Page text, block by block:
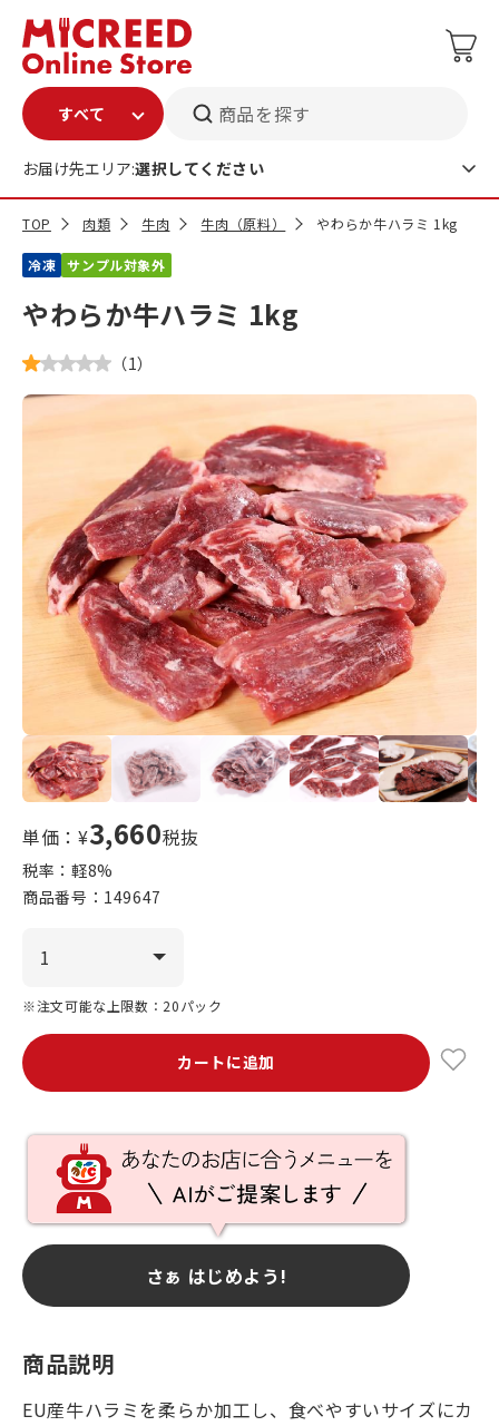
商品を探す
お届け先エリア:選択してください
TOP 肉類 牛肉 牛肉（原料） やわらか牛ハラミ 1kg
冷凍 サンプル対象外
やわらか牛ハラミ 1kg
（1）
単価：¥3,660税抜
税率：軽8%
商品番号： 149647
※注文可能な上限数：20パック
カートに追加
さぁ はじめよう!
商品説明
EU産牛ハラミを柔らか加工し、食べやすいサイズにカ